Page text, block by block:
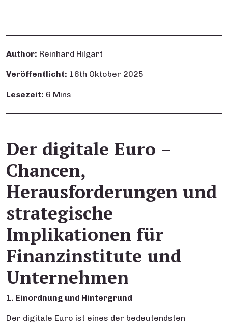
Author: Reinhard Hilgart
Veröffentlicht: 16th Oktober 2025
Lesezeit: 6 Mins
Der digitale Euro –
Chancen,
Herausforderungen und
strategische
Implikationen für
Finanzinstitute und
Unternehmen
1. Einordnung und Hintergrund
Der digitale Euro ist eines der bedeutendsten